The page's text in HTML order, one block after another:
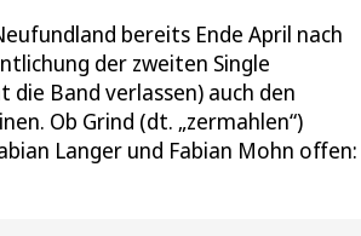
bereits Ende April nach
der zweiten Single
Band verlassen) auch den
Ob Grind (dt. „zermahlen“)
Langer und Fabian Mohn offen: